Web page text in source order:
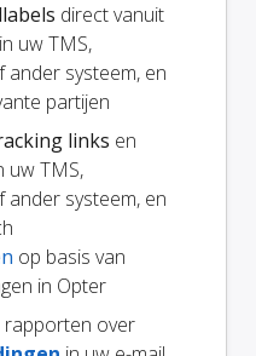
direct vanuit
uw TMS,
systeem, en
partijen
links en
uw TMS,
systeem, en
op basis van
in Opter
rapporten over